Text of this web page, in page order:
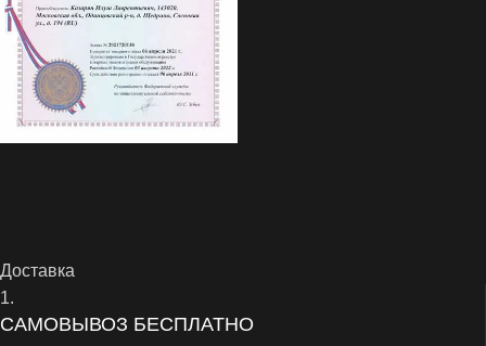
Доставка
1.
САМОВЫВОЗ БЕСПЛАТНО